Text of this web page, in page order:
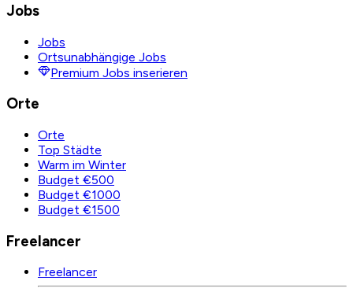
Jobs
Jobs
Ortsunabhängige Jobs
Premium Jobs inserieren
Orte
Orte
Top Städte
Warm im Winter
Budget €500
Budget €1000
Budget €1500
Freelancer
Freelancer